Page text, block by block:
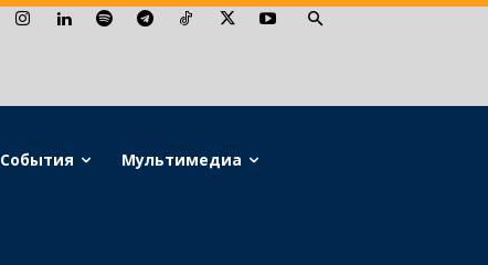
События Мультимедиа